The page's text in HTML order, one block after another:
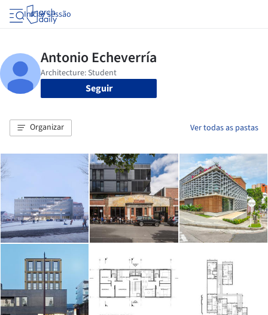
Iniciar sessão
Seguir
Organizar Ver todas as pastas